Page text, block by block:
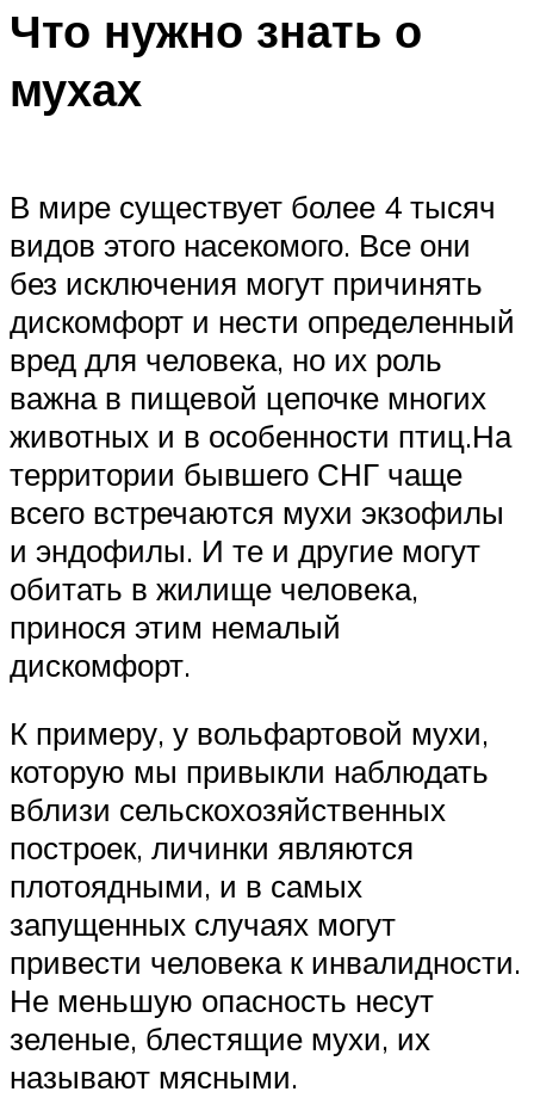
Что нужно знать о
мухах
В мире существует более 4 тысяч
видов этого насекомого. Все они
без исключения могут причинять
дискомфорт и нести определенный
вред для человека, но их роль
важна в пищевой цепочке многих
животных и в особенности птиц.На
территории бывшего СНГ чаще
всего встречаются мухи экзофилы
и эндофилы. И те и другие могут
обитать в жилище человека,
принося этим немалый
дискомфорт.
К примеру, у вольфартовой мухи,
которую мы привыкли наблюдать
вблизи сельскохозяйственных
построек, личинки являются
плотоядными, и в самых
запущенных случаях могут
привести человека к инвалидности.
Не меньшую опасность несут
зеленые, блестящие мухи, их
называют мясными.